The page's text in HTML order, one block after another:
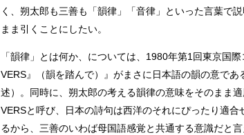
く、朔太郎も三善も「韻律」「音律」といった言葉で
まま引くことにしたい。
「韻律」とは何か、については、1980年第1回東京国
VERS』（韻を踏んで）』がまさに日本語の韻の意で
述）。同時に、朔太郎の考える韻律の意味をそのまま
VERSと呼び、日本の詩句は西洋のそれにぴったり適
るから、三善のいわば母国語感覚と共通する意識だと言